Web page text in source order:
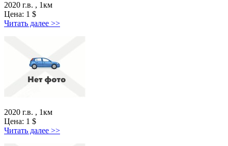
2020 г.в. , 1км
Цена: 1 $
Читать далее >>
2020 г.в. , 1км
Цена: 1 $
Читать далее >>